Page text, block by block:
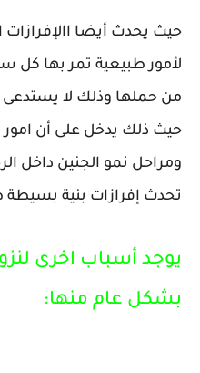
حيث يحدث أيضا االإفرازات
لأمور طبيعية تمر بها كل
من حملها وذلك لا يستدعى
حيث ذلك يدخل على أن
ومراحل نمو الجنين داخل
تحدث إفرازات بنية بسيطة
يوجد أسباب اخرى
بشكل عام منها: